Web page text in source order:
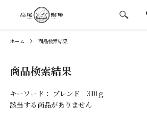
ホーム 商品検索結果
商品検索結果
キーワード： ブレンド 310ｇ
該当する商品がありません